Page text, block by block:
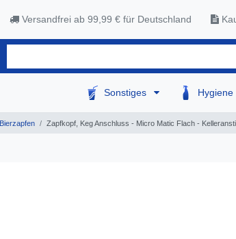
Versandfrei ab 99,99 € für Deutschland
Sonstiges Hygiene
Bierzapfen Zapfkopf, Keg Anschluss - Micro Matic Flach -